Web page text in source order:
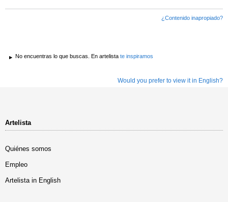
¿Contenido inapropiado?
No encuentras lo que buscas. En artelista te inspiramos
Would you prefer to view it in English?
Artelista
Quiénes somos
Empleo
Artelista in English